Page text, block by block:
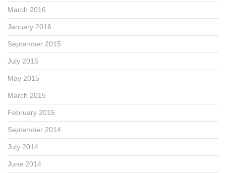
March 2016
January 2016
September 2015
July 2015
May 2015
March 2015
February 2015
September 2014
July 2014
June 2014